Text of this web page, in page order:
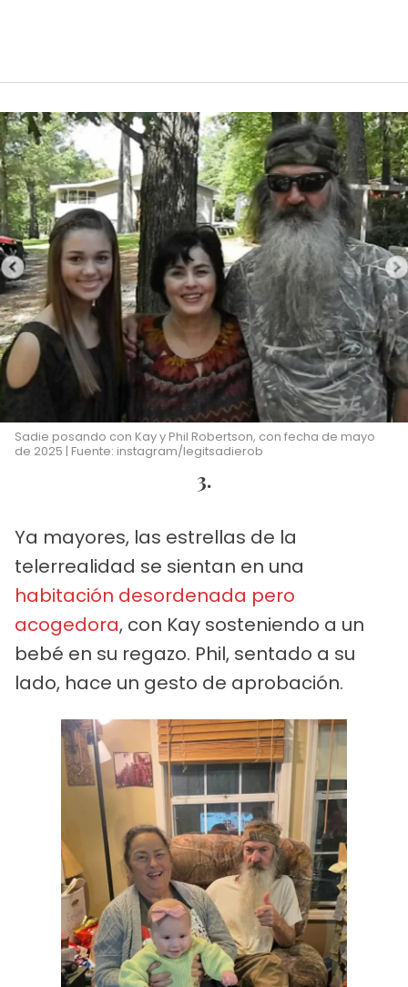
Sadie posando con Kay y Phil Robertson, con fecha de mayo
de 2025 | Fuente: instagram/legitsadierob
3.
Ya mayores, las estrellas de la
telerrealidad se sientan en una
habitación desordenada pero
acogedora, con Kay sosteniendo a un
bebé en su regazo. Phil, sentado a su
lado, hace un gesto de aprobación.